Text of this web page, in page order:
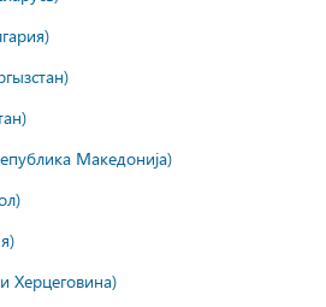
Македонија)
Херцеговина)